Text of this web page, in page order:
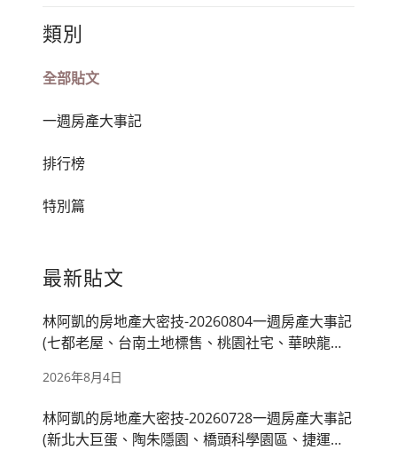
類別
全部貼文
一週房產大事記
排行榜
特別篇
最新貼文
林阿凱的房地產大密技-20260804一週房產大事記
(七都老屋、台南土地標售、桃園社宅、華映龍潭
2026年8月4日
林阿凱的房地產大密技-20260728一週房產大事記
(新北大巨蛋、陶朱隱園、橋頭科學園區、捷運萬